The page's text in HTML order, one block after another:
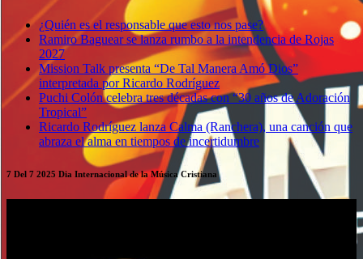
¿Quién es el responsable que esto nos pase?
Ramiro Baguear se lanza rumbo a la intendencia de Rojas
2027
Mission Talk presenta “De Tal Manera Amó Dios”
interpretada por Ricardo Rodríguez
Puchi Colón celebra tres décadas con “30 años de Adoración
Tropical”
Ricardo Rodríguez lanza Calma (Ranchera), una canción que
abraza el alma en tiempos de incertidumbre
7 Del 7 2025 Dia Internacional de la Música Cristiana